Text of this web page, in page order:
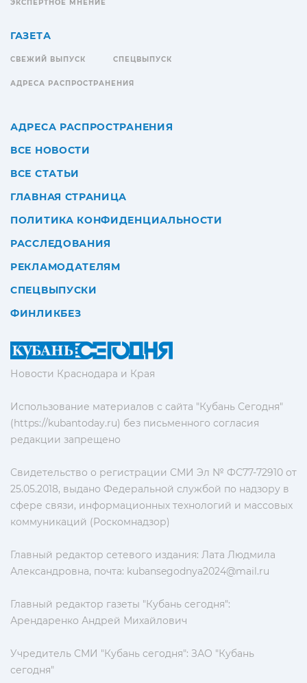
Новости Краснодара и Края
Использование материалов с сайта "Кубань Сегодня"
(https://kubantoday.ru) без письменного согласия
редакции запрещено
Свидетельство о регистрации СМИ Эл № ФС77-72910 от
25.05.2018, выдано Федеральной службой по надзору в
сфере связи, информационных технологий и массовых
коммуникаций (Роскомнадзор)
Главный редактор сетевого издания: Лата Людмила
Александровна, почта: kubansegodnya2024@mail.ru
Главный редактор газеты "Кубань сегодня":
Арендаренко Андрей Михайлович
Учредитель СМИ "Кубань сегодня": ЗАО "Кубань
сегодня"
ЭКСПЕРТНОЕ МНЕНИЕ
ГАЗЕТА
СВЕЖИЙ ВЫПУСК СПЕЦВЫПУСК
АДРЕСА РАСПРОСТРАНЕНИЯ
АДРЕСА РАСПРОСТРАНЕНИЯ
ВСЕ НОВОСТИ
ВСЕ СТАТЬИ
ГЛАВНАЯ СТРАНИЦА
ПОЛИТИКА КОНФИДЕНЦИАЛЬНОСТИ
РАССЛЕДОВАНИЯ
РЕКЛАМОДАТЕЛЯМ
СПЕЦВЫПУСКИ
ФИНЛИКБЕЗ